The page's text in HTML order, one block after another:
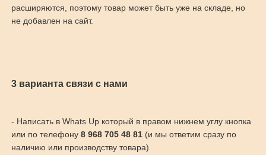
расширяются, поэтому товар может быть уже на складе, но
не добавлен на сайт.
3 варианта связи с нами
- Написать в Whats Up который в правом нижнем углу кнопка
или по телефону 8 968 705 48 81(и мы ответим сразу по
наличию или производству товара)